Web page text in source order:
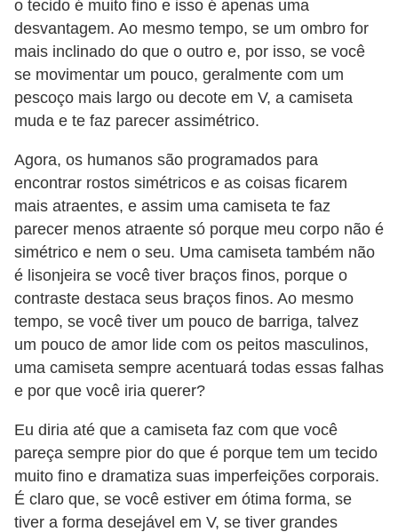
o tecido é muito fino e isso é apenas uma
desvantagem. Ao mesmo tempo, se um ombro for
mais inclinado do que o outro e, por isso, se você
se movimentar um pouco, geralmente com um
pescoço mais largo ou decote em V, a camiseta
muda e te faz parecer assimétrico.
Agora, os humanos são programados para
encontrar rostos simétricos e as coisas ficarem
mais atraentes, e assim uma camiseta te faz
parecer menos atraente só porque meu corpo não é
simétrico e nem o seu. Uma camiseta também não
é lisonjeira se você tiver braços finos, porque o
contraste destaca seus braços finos. Ao mesmo
tempo, se você tiver um pouco de barriga, talvez
um pouco de amor lide com os peitos masculinos,
uma camiseta sempre acentuará todas essas falhas
e por que você iria querer?
Eu diria até que a camiseta faz com que você
pareça sempre pior do que é porque tem um tecido
muito fino e dramatiza suas imperfeições corporais.
É claro que, se você estiver em ótima forma, se
tiver a forma desejável em V, se tiver grandes